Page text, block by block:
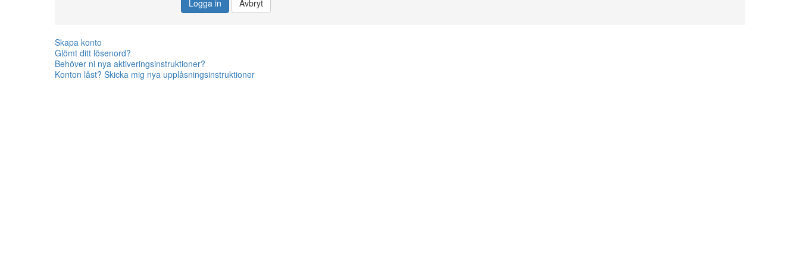
Logga in Avbryt
Skapa konto
Glömt ditt lösenord?
Behöver ni nya aktiveringsinstruktioner?
Konton låst? Skicka mig nya upplåsningsinstruktioner